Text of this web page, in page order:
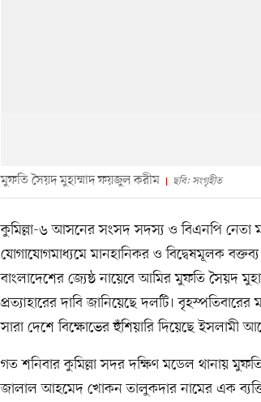
মুফতি সৈয়দ মুহাম্মাদ ফয়জুল করীম ছবি: সংগৃহীত
কুমিল্লা-৬ আসনের সংসদ সদস্য ও বিএনপি নেতা
যোগাযোগমাধ্যমে মানহানিকর ও বিদ্বেষমূলক
বাংলাদেশের জ্যেষ্ঠ নায়েবে আমির মুফতি সৈয়দ
প্রত্যাহারের দাবি জানিয়েছে দলটি।
সারা দেশে বিক্ষোভের হুঁশিয়ারি দিয়েছে ইসলামী
গত শনিবার কুমিল্লা সদর দক্ষিণ মডেল থানায়
জালাল আহমেদ খোকন তালুকদার নামের এক